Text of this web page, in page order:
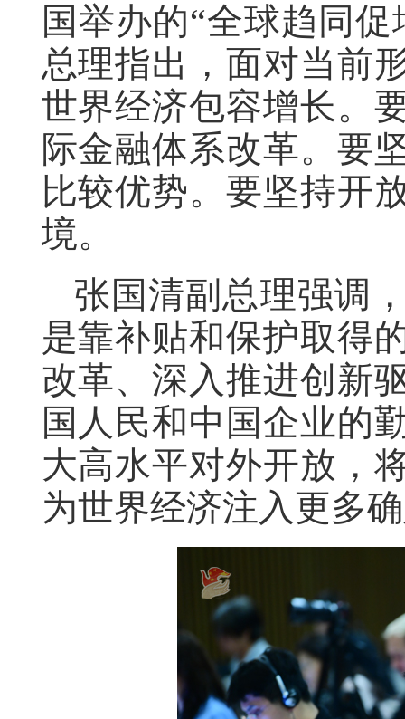
国举办的“全球趋同
总理指出，面对当前
世界经济包容增长。
际金融体系改革。要
比较优势。要坚持开
境。
张国清副总理强调
是靠补贴和保护取得
改革、深入推进创新
国人民和中国企业的
大高水平对外开放，
为世界经济注入更多